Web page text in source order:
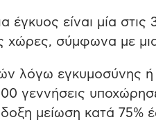
έγκυος είναι μία
χώρες, σύμφωνα με
λόγω εγκυμοσύνης ή
γεννήσεις
μείωση κατά 75%